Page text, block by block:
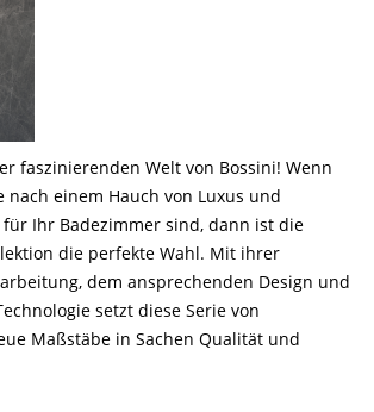
faszinierenden Welt von Bossini! Wenn
nach einem Hauch von Luxus und
für Ihr Badezimmer sind, dann ist die
die perfekte Wahl. Mit ihrer
dem ansprechenden Design und
setzt diese Serie von
Maßstäbe in Sachen Qualität und